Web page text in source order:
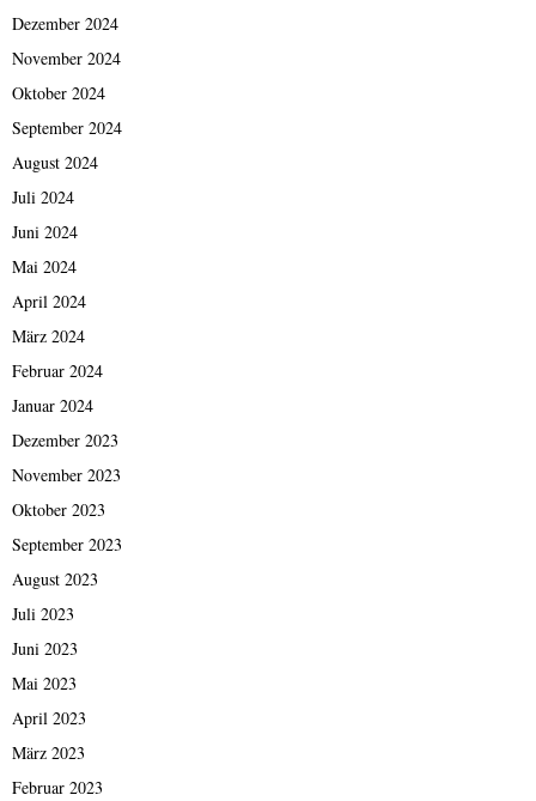
Dezember 2024
November 2024
Oktober 2024
September 2024
August 2024
Juli 2024
Juni 2024
Mai 2024
April 2024
März 2024
Februar 2024
Januar 2024
Dezember 2023
November 2023
Oktober 2023
September 2023
August 2023
Juli 2023
Juni 2023
Mai 2023
April 2023
März 2023
Februar 2023